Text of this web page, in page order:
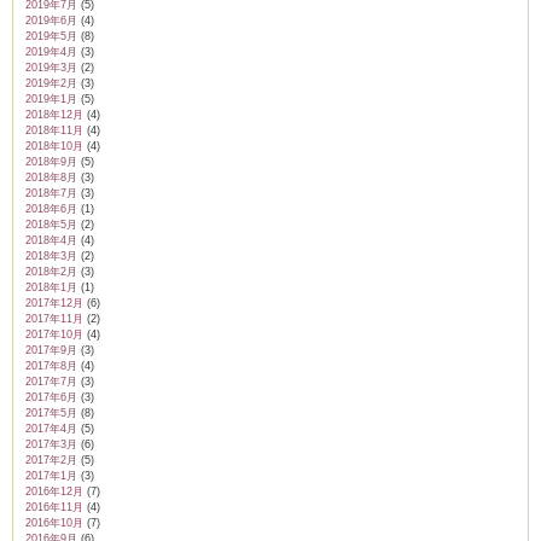
2019年7月 (5)
2019年6月 (4)
2019年5月 (8)
2019年4月 (3)
2019年3月 (2)
2019年2月 (3)
2019年1月 (5)
2018年12月 (4)
2018年11月 (4)
2018年10月 (4)
2018年9月 (5)
2018年8月 (3)
2018年7月 (3)
2018年6月 (1)
2018年5月 (2)
2018年4月 (4)
2018年3月 (2)
2018年2月 (3)
2018年1月 (1)
2017年12月 (6)
2017年11月 (2)
2017年10月 (4)
2017年9月 (3)
2017年8月 (4)
2017年7月 (3)
2017年6月 (3)
2017年5月 (8)
2017年4月 (5)
2017年3月 (6)
2017年2月 (5)
2017年1月 (3)
2016年12月 (7)
2016年11月 (4)
2016年10月 (7)
2016年9月 (6)